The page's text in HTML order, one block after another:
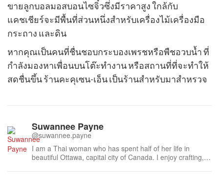
ขายลูกบอลมอสบอนไซจิ๋วซึ่งมีราคาสูง ใกล้กับ
แคชเชียร์จะมีพื้นที่ส่วนหนึ่งสำหรับเครื่องไม้เครื่องมือ
กระถาง และดิน
หากคุณเป็นคนที่ชื่นชอบกระบองเพรชหรือพืชอวบน้ำ ที่
กำลังมองหาเพื่อนบนโต๊ะทำงาน หรือสถานที่ที่จะทำให้
สดชื่นขึ้น ร้านคะคุเซน-เอ็น เป็นร้านสำหรับมาสำหรวจ
Suwannee Payne
@suwannee.payne
I am a Thai woman who has spent half of her life in
beautiful Ottawa, capital city of Canada. I enjoy crafting,